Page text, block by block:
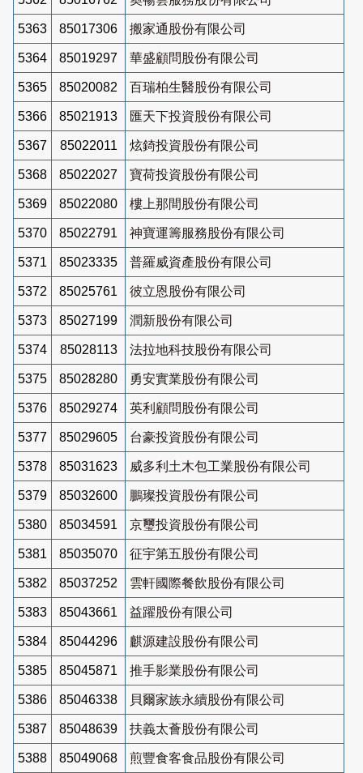
5363 85017306 搬家通股份有限公司
5364 85019297 華盛顧問股份有限公司
5365 85020082 百瑞柏生醫股份有限公司
5366 85021913 匯天下投資股份有限公司
5367 85022011 炫錡投資股份有限公司
5368 85022027 寶荷投資股份有限公司
5369 85022080 樓上那間股份有限公司
5370 85022791 神寶運籌服務股份有限公司
5371 85023335 普羅威資產股份有限公司
5372 85025761 彼立恩股份有限公司
5373 85027199 潤新股份有限公司
5374 85028113 法拉地科技股份有限公司
5375 85028280 勇安實業股份有限公司
5376 85029274 英利顧問股份有限公司
5377 85029605 台豪投資股份有限公司
5378 85031623 威多利土木包工業股份有限公司
5379 85032600 鵬璨投資股份有限公司
5380 85034591 京璽投資股份有限公司
5381 85035070 征宇第五股份有限公司
5382 85037252 雲軒國際餐飲股份有限公司
5383 85043661 益躍股份有限公司
5384 85044296 麒源建設股份有限公司
5385 85045871 推手影業股份有限公司
5386 85046338 貝爾家族永續股份有限公司
5387 85048639 扶義太薈股份有限公司
5388 85049068 煎豐食客食品股份有限公司